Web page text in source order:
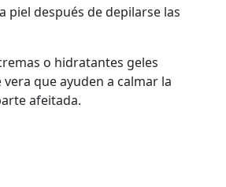
piel después de depilarse las
o hidratantes geles
que ayuden a calmar la
afeitada.